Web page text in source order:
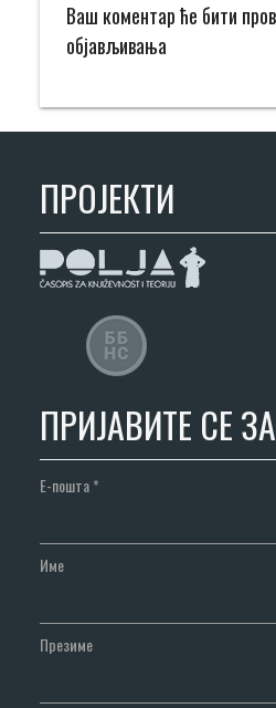
Ваш коментар ће бити
објављивања
ПРОЈЕКТИ
ПРИЈАВИТЕ СЕ ЗА
Е-пошта*
Име
Презиме